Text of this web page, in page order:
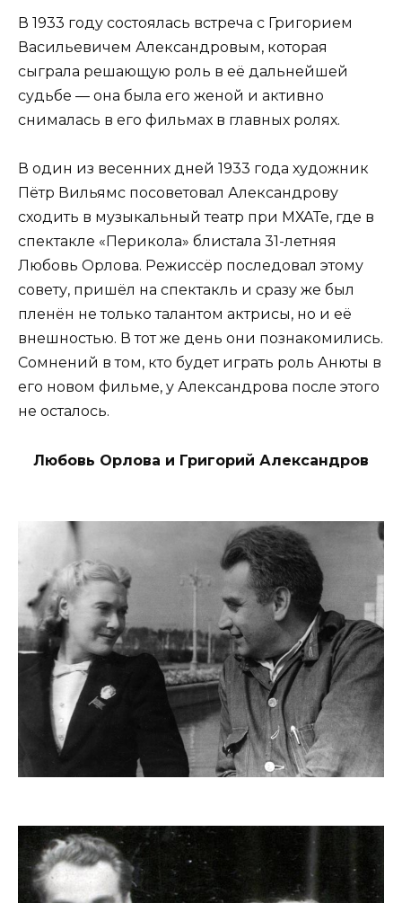
В 1933 году состоялась встреча с Григорием
Васильевичем Александровым, которая
сыграла решающую роль в её дальнейшей
судьбе — она была его женой и активно
снималась в его фильмах в главных ролях.
В один из весенних дней 1933 года художник
Пётр Вильямс посоветовал Александрову
сходить в музыкальный театр при МХАТе, где в
спектакле «Перикола» блистала 31-летняя
Любовь Орлова. Режиссёр последовал этому
совету, пришёл на спектакль и сразу же был
пленён не только талантом актрисы, но и её
внешностью. В тот же день они познакомились.
Сомнений в том, кто будет играть роль Анюты в
его новом фильме, у Александрова после этого
не осталось.
Любовь Орлова и Григорий Александров